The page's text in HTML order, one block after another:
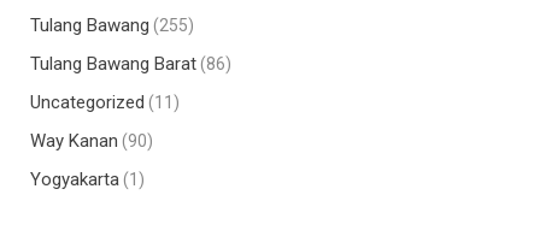
Tulang Bawang (255)
Tulang Bawang Barat(86)
Uncategorized (11)
Way Kanan (90)
Yogyakarta(1)